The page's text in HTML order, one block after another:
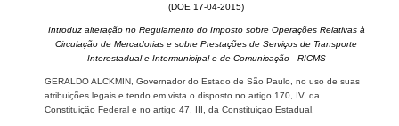
(DOE 17-04-2015)
Introduz alteração no Regulamento do Imposto sobre Operações Relativas à
Circulação de Mercadorias e sobre Prestações de Serviços de Transporte
Interestadual e Intermunicipal e de Comunicação - RICMS
GERALDO ALCKMIN, Governador do Estado de São Paulo, no uso de suas
atribuições legais e tendo em vista o disposto no artigo 170, IV, da
Constituição Federal e no artigo 47, III, da Constituiçao Estadual,